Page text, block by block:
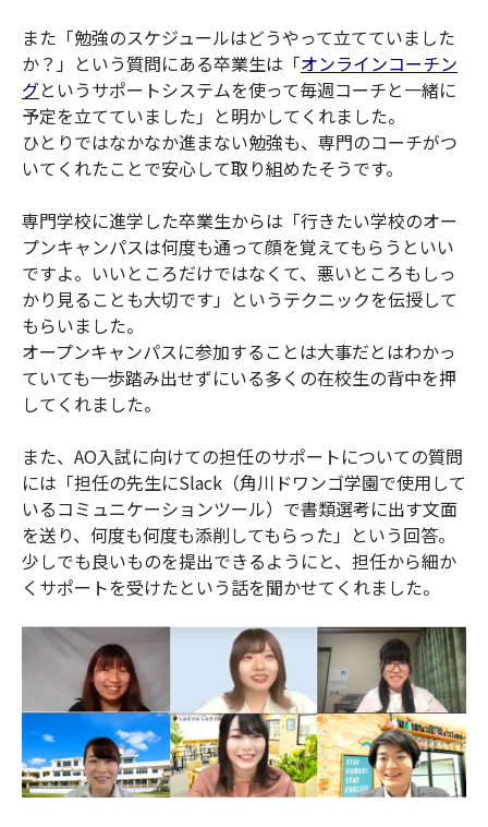
また「勉強のスケジュールはどうやって立てていました
か？」という質問にある卒業生は「オンラインコーチン
グというサポートシステムを使って毎週コーチと一緒に
予定を立てていました」と明かしてくれました。
ひとりではなかなか進まない勉強も、専門のコーチがつ
いてくれたことで安心して取り組めたそうです。
専門学校に進学した卒業生からは「行きたい学校のオー
プンキャンパスは何度も通って顔を覚えてもらうといい
ですよ。いいところだけではなくて、悪いところもしっ
かり見ることも大切です」というテクニックを伝授して
もらいました。
オープンキャンパスに参加することは大事だとはわかっ
ていても一歩踏み出せずにいる多くの在校生の背中を押
してくれました。
また、AO入試に向けての担任のサポートについての質問
には「担任の先生にSlack（角川ドワンゴ学園で使用して
いるコミュニケーションツール）で書類選考に出す文面
を送り、何度も何度も添削してもらった」という回答。
少しでも良いものを提出できるようにと、担任から細か
くサポートを受けたという話を聞かせてくれました。